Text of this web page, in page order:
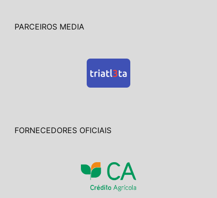
PARCEIROS MEDIA
FORNECEDORES OFICIAIS